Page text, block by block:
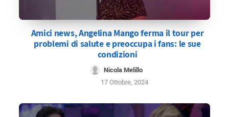
Amici news, Angelina Mango ferma il tour per
problemi di salute e preoccupa i fans: le sue
condizioni
Nicola Melillo
17 Ottobre, 2024